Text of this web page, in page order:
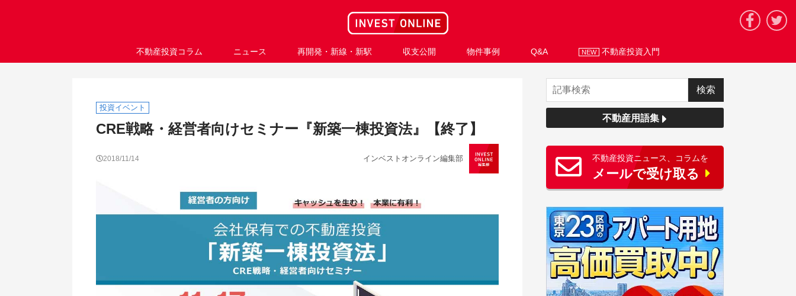
不動産投資コラム ニュース 再開発・新線・新駅 収支公開 物件事例 Q&A NEW 不動産投資入門
投資イベント
CRE戦略・経営者向けセミナー『新築一棟投資法』【終了】
2018/11/14 インベストオンライン編集部
不動産用語集
不動産投資ニュース、コラムを
メールで受け取る